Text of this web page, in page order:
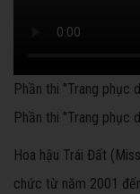
Phần thi "Trang phục
Phần thi "Trang phục
Hoa hậu Trái Đất
chức từ năm 2001